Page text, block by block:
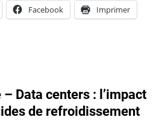
Facebook Imprimer
– Data centers : l’impact
de refroidissement